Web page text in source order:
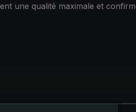
une qualité maximale et